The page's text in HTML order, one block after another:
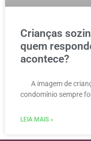
Crianças
quem
acontece?
A imagem de
condomínio sempre
LEIA MAIS »